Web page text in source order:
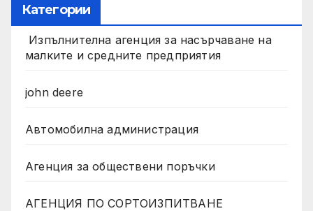
Категории
Изпълнителна агенция за насърчаване на
малките и средните предприятия
john deere
Автомобилна администрация
Агенция за обществени поръчки
АГЕНЦИЯ ПО СОРТОИЗПИТВАНЕ